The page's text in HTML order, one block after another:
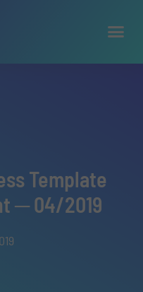
Template
─ 04/2019